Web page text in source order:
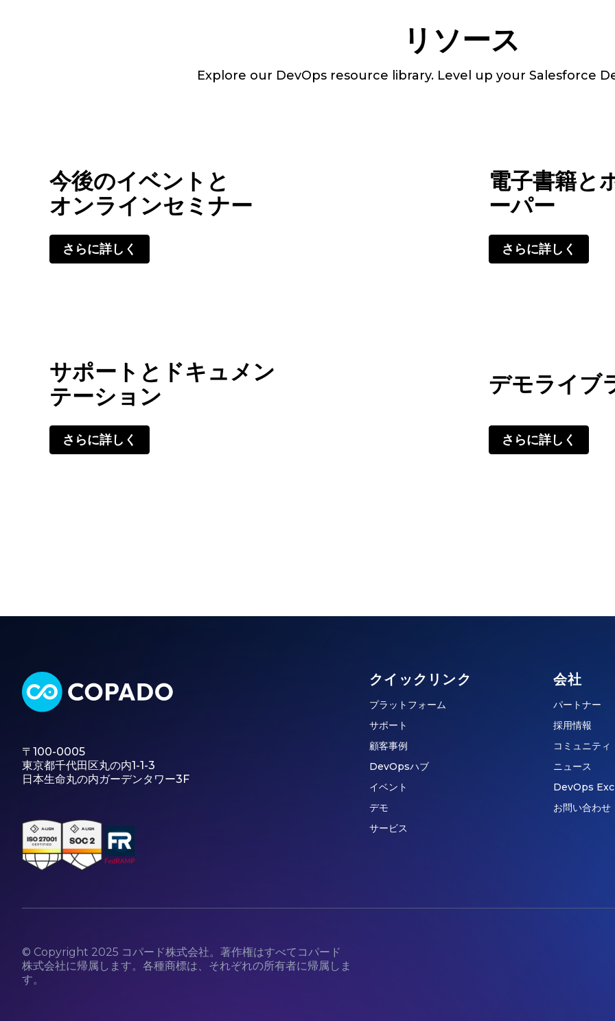
リソース
Explore our DevOps resource library. Level up your Salesforce
今後のイベントと
オンラインセミナー
さらに詳しく
電子書籍と
ーパー
さらに詳しく
サポートとドキュメン
テーション
さらに詳しく
デモライブ
さらに詳しく
〒100-0005
東京都千代田区丸の内1-1-3
日本生命丸の内ガーデンタワー3F
クイックリンク
プラットフォーム
サポート
顧客事例
DevOpsハブ
イベント
デモ
サービス
会社
パートナー
採用情報
コミュニティ
ニュース
DevOps
お問い合わせ
© Copyright 2025 コパード株式会社。著作権はすべてコパード
株式会社に帰属します。各種商標は、それぞれの所有者に帰属しま
す。